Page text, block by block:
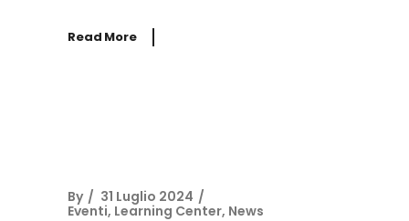
Read More
By
31 Luglio 2024
Eventi, Learning Center, News